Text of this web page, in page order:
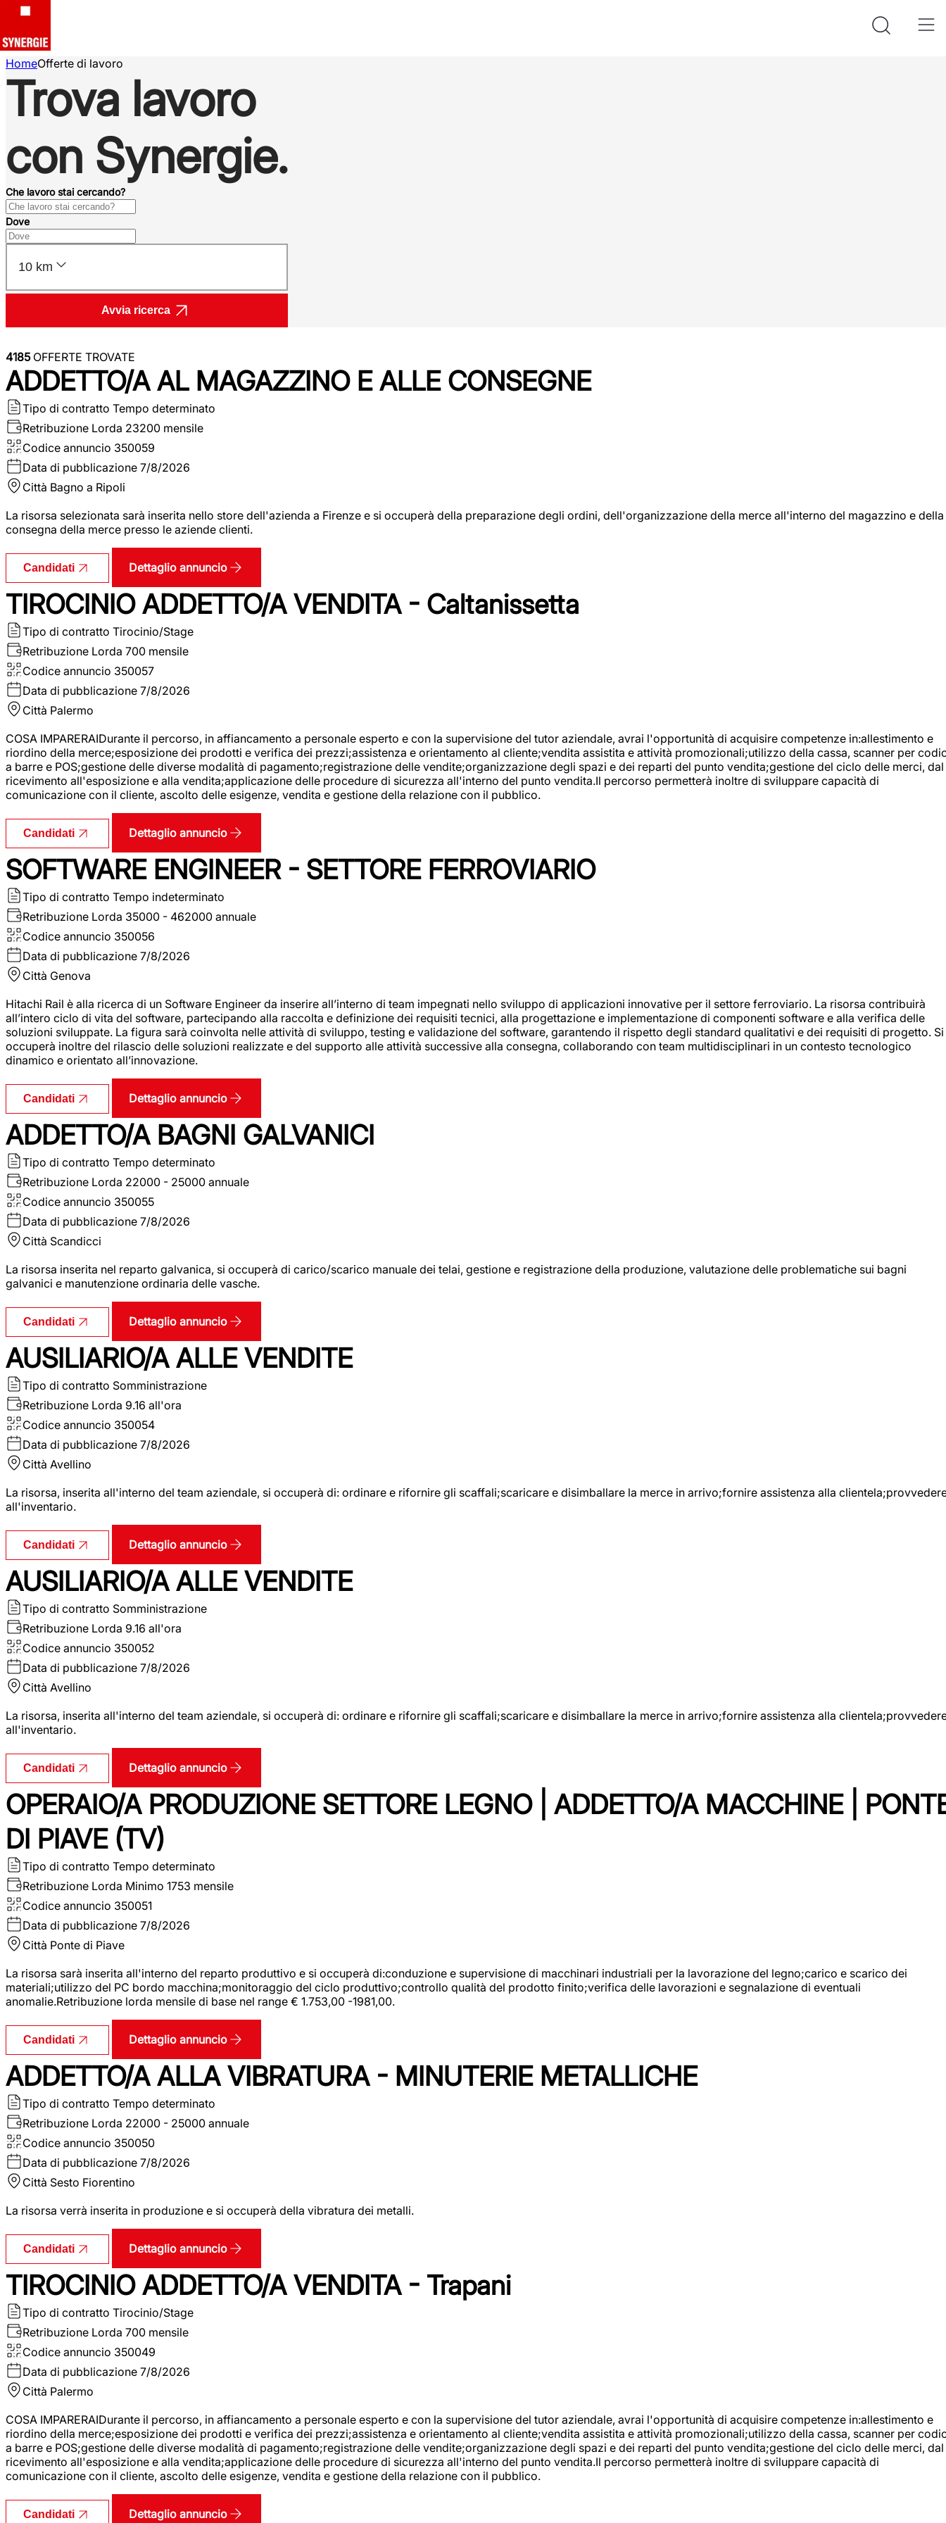
HomeOfferte di lavoro
Trova lavoro
con Synergie.
Che lavoro stai cercando?
Dove
10 km
Avvia ricerca
4185OFFERTE TROVATE
ADDETTO/A AL MAGAZZINO E ALLE CONSEGNE
Tipo di contratto Tempo determinato
Retribuzione Lorda 23200 mensile
Codice annuncio 350059
Data di pubblicazione 7/8/2026
Città Bagno a Ripoli
La risorsa selezionata sarà inserita nello store dell'azienda a Firenze e si occuperà della preparazione degli ordini, dell'organizzazione della merce all'interno del magazzino e della
consegna della merce presso le aziende clienti.
Candidati Dettaglio annuncio
TIROCINIO ADDETTO/A VENDITA - Caltanissetta
Tipo di contratto Tirocinio/Stage
Retribuzione Lorda 700 mensile
Codice annuncio 350057
Data di pubblicazione 7/8/2026
Città Palermo
COSA IMPARERAIDurante il percorso, in affiancamento a personale esperto e con la supervisione del tutor aziendale, avrai l'opportunità di acquisire competenze in:allestimento e
riordino della merce;esposizione dei prodotti e verifica dei prezzi;assistenza e orientamento al cliente;vendita assistita e attività promozionali;utilizzo della cassa, scanner per
a barre e POS;gestione delle diverse modalità di pagamento;registrazione delle vendite;organizzazione degli spazi e dei reparti del punto vendita;gestione del ciclo delle merci, dal
ricevimento all'esposizione e alla vendita;applicazione delle procedure di sicurezza all'interno del punto vendita.Il percorso permetterà inoltre di sviluppare capacità di
comunicazione con il cliente, ascolto delle esigenze, vendita e gestione della relazione con il pubblico.
Candidati Dettaglio annuncio
SOFTWARE ENGINEER - SETTORE FERROVIARIO
Tipo di contratto Tempo indeterminato
Retribuzione Lorda 35000 - 462000 annuale
Codice annuncio 350056
Data di pubblicazione 7/8/2026
Città Genova
Hitachi Rail è alla ricerca di un Software Engineer da inserire all’interno di team impegnati nello sviluppo di applicazioni innovative per il settore ferroviario. La risorsa contribuirà
all’intero ciclo di vita del software, partecipando alla raccolta e definizione dei requisiti tecnici, alla progettazione e implementazione di componenti software e alla verifica delle
soluzioni sviluppate. La figura sarà coinvolta nelle attività di sviluppo, testing e validazione del software, garantendo il rispetto degli standard qualitativi e dei requisiti di progetto. Si
occuperà inoltre del rilascio delle soluzioni realizzate e del supporto alle attività successive alla consegna, collaborando con team multidisciplinari in un contesto tecnologico
dinamico e orientato all’innovazione.
Candidati Dettaglio annuncio
ADDETTO/A BAGNI GALVANICI
Tipo di contratto Tempo determinato
Retribuzione Lorda 22000 - 25000 annuale
Codice annuncio 350055
Data di pubblicazione 7/8/2026
Città Scandicci
La risorsa inserita nel reparto galvanica, si occuperà di carico/scarico manuale dei telai, gestione e registrazione della produzione, valutazione delle problematiche sui bagni
galvanici e manutenzione ordinaria delle vasche.
Candidati Dettaglio annuncio
AUSILIARIO/A ALLE VENDITE
Tipo di contratto Somministrazione
Retribuzione Lorda 9.16 all'ora
Codice annuncio 350054
Data di pubblicazione 7/8/2026
Città Avellino
La risorsa, inserita all'interno del team aziendale, si occuperà di: ordinare e rifornire gli scaffali;scaricare e disimballare la merce in arrivo;fornire assistenza alla
all'inventario.
Candidati Dettaglio annuncio
AUSILIARIO/A ALLE VENDITE
Tipo di contratto Somministrazione
Retribuzione Lorda 9.16 all'ora
Codice annuncio 350052
Data di pubblicazione 7/8/2026
Città Avellino
La risorsa, inserita all'interno del team aziendale, si occuperà di: ordinare e rifornire gli scaffali;scaricare e disimballare la merce in arrivo;fornire assistenza alla
all'inventario.
Candidati Dettaglio annuncio
OPERAIO/A PRODUZIONE SETTORE LEGNO | ADDETTO/A MACCHINE |
DI PIAVE (TV)
Tipo di contratto Tempo determinato
Retribuzione Lorda Minimo 1753 mensile
Codice annuncio 350051
Data di pubblicazione 7/8/2026
Città Ponte di Piave
La risorsa sarà inserita all'interno del reparto produttivo e si occuperà di:conduzione e supervisione di macchinari industriali per la lavorazione del legno;carico e scarico dei
materiali;utilizzo del PC bordo macchina;monitoraggio del ciclo produttivo;controllo qualità del prodotto finito;verifica delle lavorazioni e segnalazione di eventuali
anomalie.Retribuzione lorda mensile di base nel range € 1.753,00 -1981,00.
Candidati Dettaglio annuncio
ADDETTO/A ALLA VIBRATURA - MINUTERIE METALLICHE
Tipo di contratto Tempo determinato
Retribuzione Lorda 22000 - 25000 annuale
Codice annuncio 350050
Data di pubblicazione 7/8/2026
Città Sesto Fiorentino
La risorsa verrà inserita in produzione e si occuperà della vibratura dei metalli.
Candidati Dettaglio annuncio
TIROCINIO ADDETTO/A VENDITA - Trapani
Tipo di contratto Tirocinio/Stage
Retribuzione Lorda 700 mensile
Codice annuncio 350049
Data di pubblicazione 7/8/2026
Città Palermo
COSA IMPARERAIDurante il percorso, in affiancamento a personale esperto e con la supervisione del tutor aziendale, avrai l'opportunità di acquisire competenze in:allestimento e
riordino della merce;esposizione dei prodotti e verifica dei prezzi;assistenza e orientamento al cliente;vendita assistita e attività promozionali;utilizzo della cassa, scanner per
a barre e POS;gestione delle diverse modalità di pagamento;registrazione delle vendite;organizzazione degli spazi e dei reparti del punto vendita;gestione del ciclo delle merci, dal
ricevimento all'esposizione e alla vendita;applicazione delle procedure di sicurezza all'interno del punto vendita.Il percorso permetterà inoltre di sviluppare capacità di
comunicazione con il cliente, ascolto delle esigenze, vendita e gestione della relazione con il pubblico.
Candidati Dettaglio annuncio